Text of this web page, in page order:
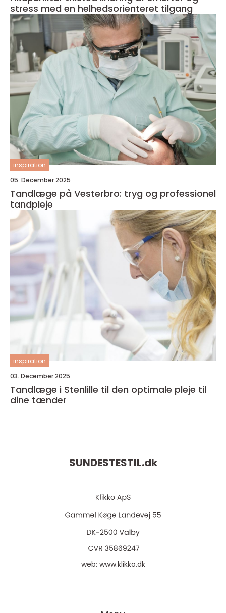
stress med en helhedsorienteret tilgang
inspiration
05. December 2025
Tandlæge på Vesterbro: tryg og professionel
tandpleje
inspiration
03. December 2025
Tandlæge i Stenlille til den optimale pleje til
dine tænder
SUNDESTESTIL.dk
web: www.klikko.dk